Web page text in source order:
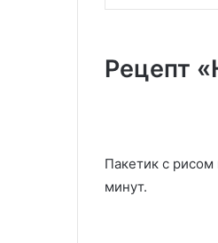
Рецепт
Пакетик с
минут.